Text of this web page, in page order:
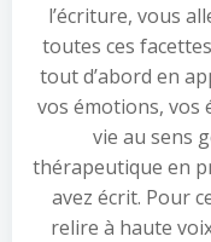
l’écriture, vous
toutes ces
tout d’abord en
vos émotions, vos
vie au sens
thérapeutique en
avez écrit. Pour
relire à haute